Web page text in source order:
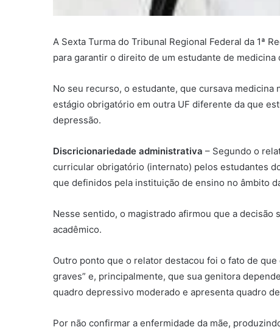
A Sexta Turma do Tribunal Regional Federal da 1ª
para garantir o direito de um estudante de
No seu recurso, o estudante, que cursava
estágio obrigatório em outra UF diferente da que
depressão.
Discricionariedade administrativa – Segundo o
curricular obrigatório (internato) pelos estudantes
que definidos pela instituição de ensino no âmbito
Nesse sentido, o magistrado afirmou que a
acadêmico.
Outro ponto que o relator destacou foi o fato de
graves” e, principalmente, que sua genitora
quadro depressivo moderado e apresenta quadro
Por não confirmar a enfermidade da mãe,